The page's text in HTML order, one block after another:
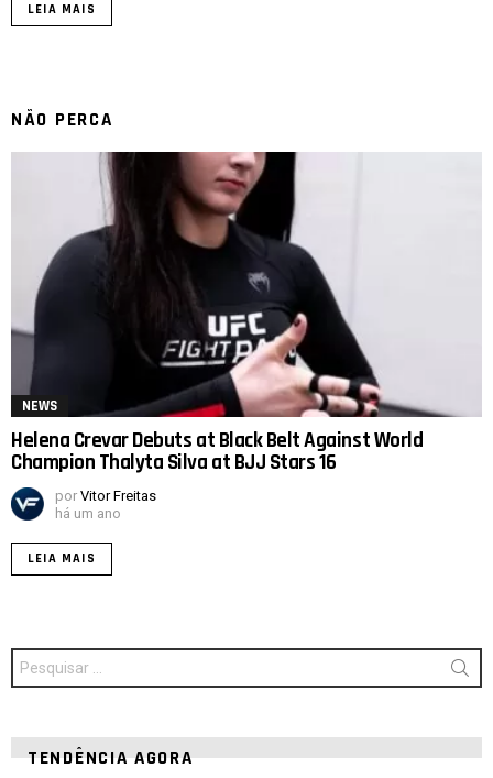
LEIA MAIS
NÃO PERCA
NEWS
Helena Crevar Debuts at Black Belt Against World
Champion Thalyta Silva at BJJ Stars 16
por Vitor Freitas
há um ano
LEIA MAIS
Procurar
por:
TENDÊNCIA AGORA